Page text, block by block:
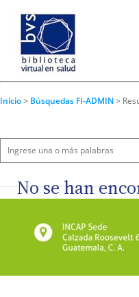
Inicio> Búsquedas FI-ADMIN>
No se han